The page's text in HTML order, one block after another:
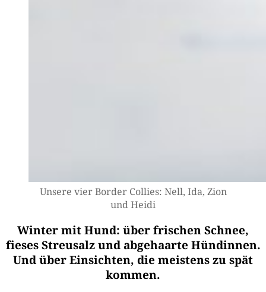
Unse­re vier Bor­der Col­lies: Nell, Ida, Zion
und Heidi
Winter mit Hund: über frischen Schnee,
fieses Streusalz und abgehaarte Hündinnen.
Und über Einsichten, die meistens zu spät
kommen.